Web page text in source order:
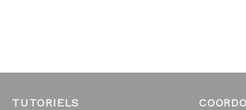
TUTORIELS